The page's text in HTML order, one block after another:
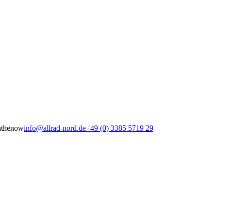
info@allrad-nord.de+49 (0) 3385 5719 29